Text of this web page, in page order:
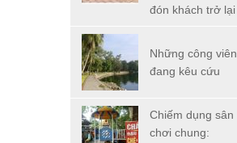
đón khách trở lại
Những công viên
đang kêu cứu
Chiếm dụng sân
chơi chung: